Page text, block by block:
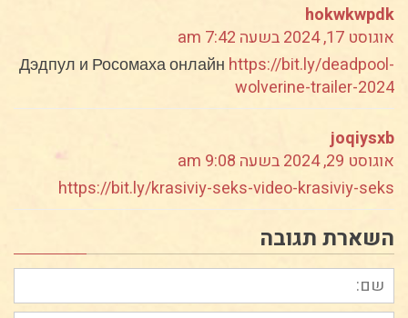
hokwkwpdk
אוגוסט 17, 2024 בשעה 7:42 am
Дэдпул и Росомаха онлайн https://bit.ly/deadpool-
wolverine-trailer-2024
joqiysxb
אוגוסט 29, 2024 בשעה 9:08 am
https://bit.ly/krasiviy-seks-video-krasiviy-seks
השארת תגובה